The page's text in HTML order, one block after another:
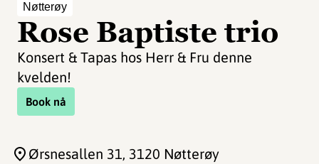
Nøtterøy
Rose Baptiste trio
Konsert & Tapas hos Herr & Fru denne
kvelden!
Book nå
Ørsnesallen 31, 3120 Nøtterøy